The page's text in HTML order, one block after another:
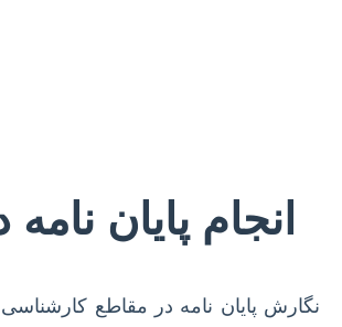
انجام پایان
نگارش پایان نامه در مقاطع